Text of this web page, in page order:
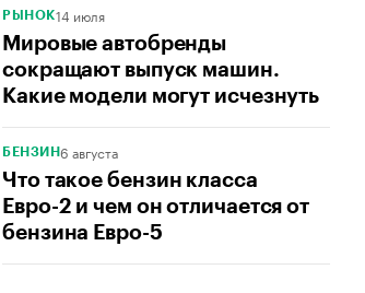
РЫНОК14 июля
Мировые автобренды
сокращают выпуск машин.
Какие модели могут исчезнуть
БЕНЗИН6 августа
Что такое бензин класса
Евро-2 и чем он отличается от
бензина Евро-5